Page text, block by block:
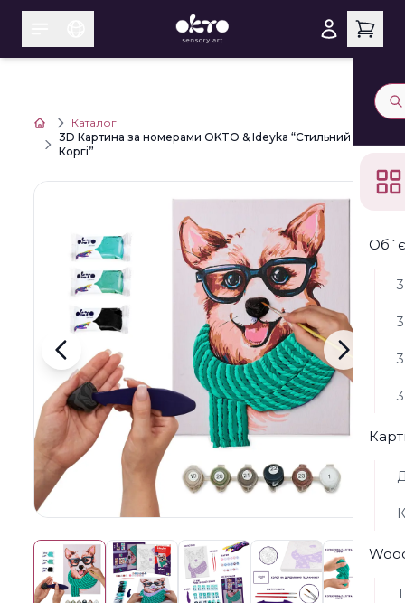
Каталог
3D Картина за номерами OKTO & Ideyka “Стильний
Коргі”